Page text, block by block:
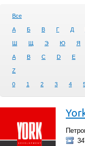
Все
А Б В Г Д
Ш Щ Э Ю Я
A B C D E
Z
0 1 2 3 4